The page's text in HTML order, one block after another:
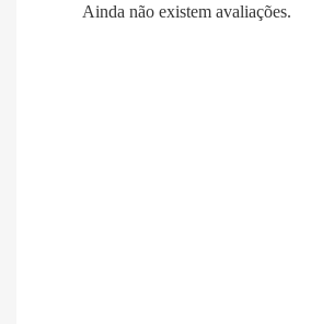
Ainda não existem avaliações.